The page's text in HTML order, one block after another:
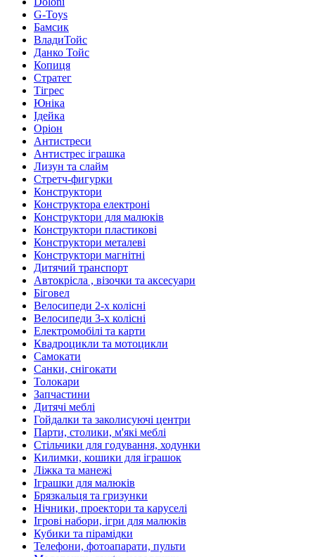
G-Toys
Бамсик
ВладиТойс
Данко Тойс
Копиця
Стратег
Тігрес
Юніка
Ідейка
Оріон
Антистреси
Антистрес іграшка
Лизун та слайм
Стретч-фигурки
Конструктори
Конструктора електроні
Конструктори для малюків
Конструктори пластикові
Конструктори металеві
Конструктори магнітні
Дитячий транспорт
Автокрісла , візочки та аксесуари
Біговел
Велосипеди 2-х колісні
Велосипеди 3-х колісні
Електромобілі та карти
Квадроцикли та мотоцикли
Самокати
Санки, снігокати
Толокари
Запчастини
Дитячі меблі
Гойдалки та заколисуючі центри
Парти, столики, м'які меблі
Стільчики для годування, ходунки
Килимки, кошики для іграшок
Ліжка та манежі
Іграшки для малюків
Брязкальця та гризунки
Нічники, проектори та каруселі
Ігрові набори, ігри для малюків
Кубики та пірамідки
Телефони, фотоапарати, пульти